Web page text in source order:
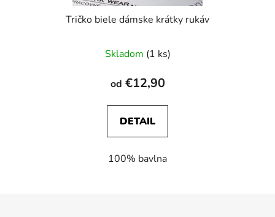
Tričko biele dámske krátky rukáv
Skladom (1 ks)
od €12,90
DETAIL
100% bavlna